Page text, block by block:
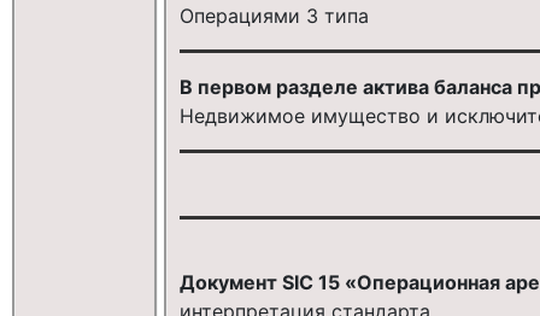
Операциями 3 типа
В первом разделе актива баланса
Недвижимое имущество и
Документ SIC 15 «Операционная
интерпретация стандарта